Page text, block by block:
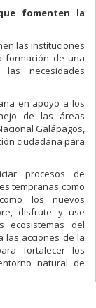
fomenten la
las instituciones
formación de una
necesidades
en apoyo a los
de las áreas
Galápagos,
ciudadana para
procesos de
tempranas como
los nuevos
disfrute y use
ecosistemas del
las acciones de la
fortalecer los
natural de